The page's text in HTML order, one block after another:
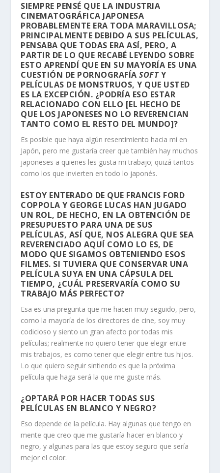
SIEMPRE PENSÉ QUE LA INDUSTRIA
CINEMATOGRÁFICA JAPONESA
PROBABLEMENTE ERA TODA MARAVILLOSA;
PRINCIPALMENTE DEBIDO A SUS PELÍCULAS,
PENSABA QUE TODAS ERA ASÍ, PERO, A
PARTIR DE LO QUE RECABÉ LEYENDO SOBRE
ESTO APRENDÍ QUE EN SU MAYORÍA ES UNA
CUESTIÓN DE PORNOGRAFÍASOFTY
PELÍCULAS DE MONSTRUOS, Y QUE USTED
ES LA EXCEPCIÓN. ¿PODRÍA ESO ESTAR
RELACIONADO CON ELLO [EL HECHO DE
QUE LOS JAPONESES NO LO REVERENCIAN
TANTO COMO EL RESTO DEL MUNDO]?
Es posible que haya algún resentimiento hacia mí en
Japón, pero me gustaría creer que también hay muchos
japoneses a quienes les gusta mi trabajo; quizá tantos
como los que invierten en todo lo japonés.
ESTOY ENTERADO DE QUE FRANCIS FORD
COPPOLA Y GEORGE LUCAS HAN JUGADO
UN ROL, DE HECHO, EN LA OBTENCIÓN DE
PRESUPUESTO PARA UNA DE SUS
PELÍCULAS, ASÍ QUE, NOS ALEGRA QUE SEA
REVERENCIADO AQUÍ COMO LO ES, DE
MODO QUE SIGAMOS OBTENIENDO ESOS
FILMES. SI TUVIERA QUE CONSERVAR UNA
PELÍCULA SUYA EN UNA CÁPSULA DEL
TIEMPO, ¿CUÁL PRESERVARÍA COMO SU
TRABAJO MÁS PERFECTO?
Esa es una pregunta que me hacen muy seguido, pero,
como la mayoría de los directores de cine, soy muy
codicioso y siento un gran afecto por todas mis
películas; realmente no quiero tener que elegir entre
mis trabajos, es como tener que elegir entre tus hijos.
Lo que quiero seguir sintiendo es que la próxima
película que haga será la que me guste más.
¿OPTARÁ POR HACER TODAS SUS
PELÍCULAS EN BLANCO Y NEGRO?
Eso depende de la película. Hay algunas que tengo en
mente que creo que me gustaría hacer en blanco y
negro, y algunas para las que estoy seguro que sería
mejor el color.